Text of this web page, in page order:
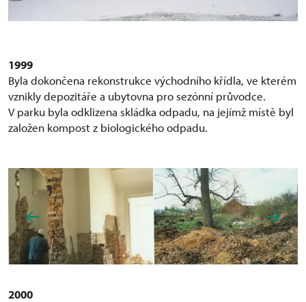
1999
Byla dokončena rekonstrukce východního křídla, ve kterém
vznikly depozitáře a ubytovna pro sezónní průvodce.
V parku byla odklizena skládka odpadu, na jejímž místě byl
založen kompost z biologického odpadu.
2000